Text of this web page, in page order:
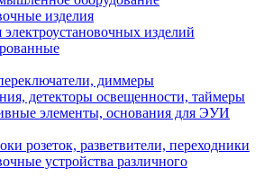
изделия
изделий
диммеры
детекторы освещенности, таймеры
элементы, основания для ЭУИ
розеток, разветвители, переходники
устройства различного